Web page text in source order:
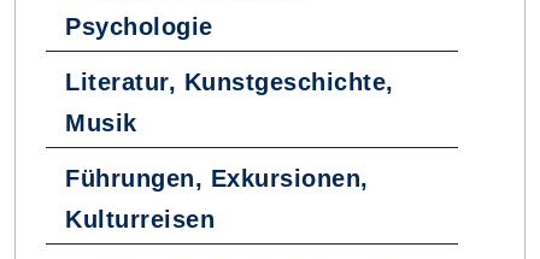
Psychologie
Literatur, Kunstgeschichte,
Musik
Führungen, Exkursionen,
Kulturreisen